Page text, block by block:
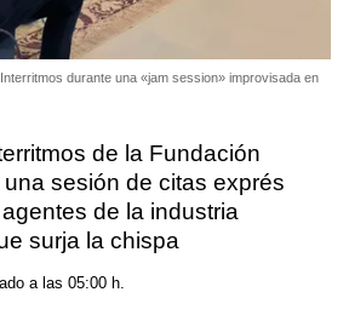
durante una «jam session» improvisada en
de la Fundación
sesión de citas exprés
de la industria
surja la chispa
a las 05:00 h.